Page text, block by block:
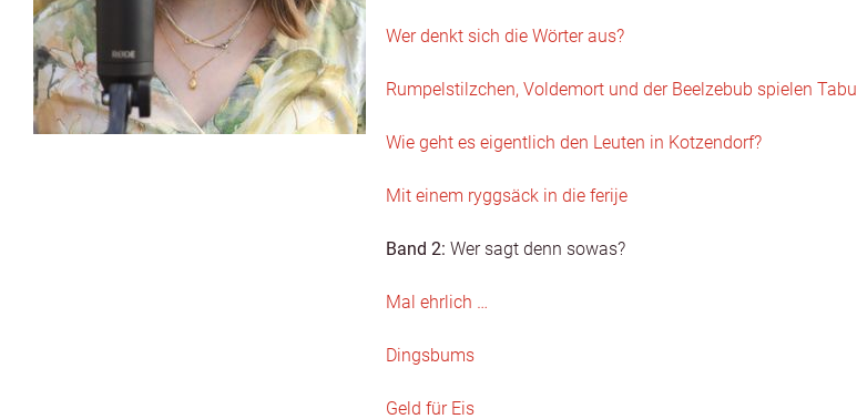
Wer denkt sich die Wörter aus?
Rumpel­stilzchen, Volde­mort und der Beelze­bub spie­len Tabu
Wie geht es eigentlich den Leuten in Kotzen­dorf?
Mit einem ryg­gsäck in die fer­i­je
Band 2: Wer sagt denn sowas?
Mal ehrlich …
Dings­bums
Geld für Eis